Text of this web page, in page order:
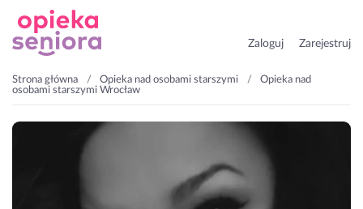
Zaloguj Zarejestruj
Strona główna Opieka nad osobami starszymi
Opieka nad
osobami starszymi Wrocław